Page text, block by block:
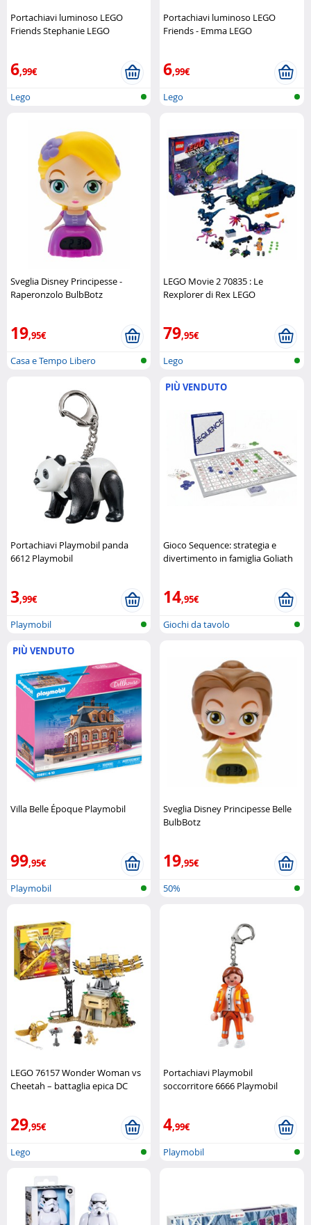
Portachiavi luminoso LEGO
Friends Stephanie LEGO
6,99€
Lego
Portachiavi luminoso LEGO
Friends - Emma LEGO
6,99€
Lego
Sveglia Disney Principesse -
Raperonzolo BulbBotz
19,95€
Casa e Tempo Libero
LEGO Movie 2 70835 : Le
Rexplorer di Rex LEGO
79,95€
Lego
Portachiavi Playmobil panda
6612 Playmobil
3,99€
Playmobil
PIÙ VENDUTO
Gioco Sequence: strategia e
divertimento in famiglia Goliath
14,95€
Giochi da tavolo
PIÙ VENDUTO
Villa Belle Époque Playmobil
99,95€
Playmobil
Sveglia Disney Principesse Belle
BulbBotz
19,95€
50%
LEGO 76157 Wonder Woman vs
Cheetah – battaglia epica DC
29,95€
Lego
Portachiavi Playmobil
soccorritore 6666 Playmobil
4,99€
Playmobil